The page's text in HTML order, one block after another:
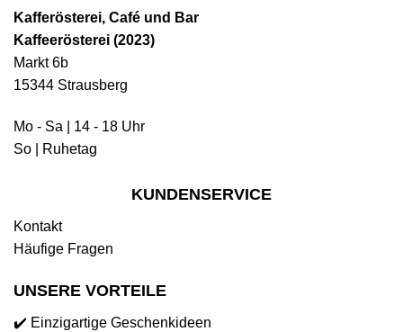
Kafferösterei, Café und Bar
Kaffeerösterei (2023)
Markt 6b
15344 Strausberg
Mo - Sa | 14 - 18 Uhr
So | Ruhetag
KUNDENSERVICE
Kontakt
Häufige Fragen
UNSERE VORTEILE
✔️ Einzigartige Geschenkideen